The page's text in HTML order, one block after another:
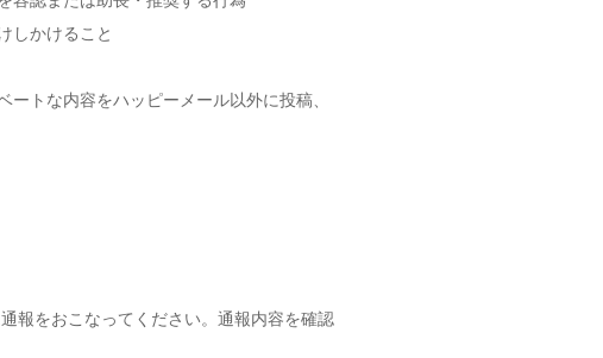
しかけること
トな内容をハッピーメール以外に投稿、
報をおこなってください。通報内容を確認